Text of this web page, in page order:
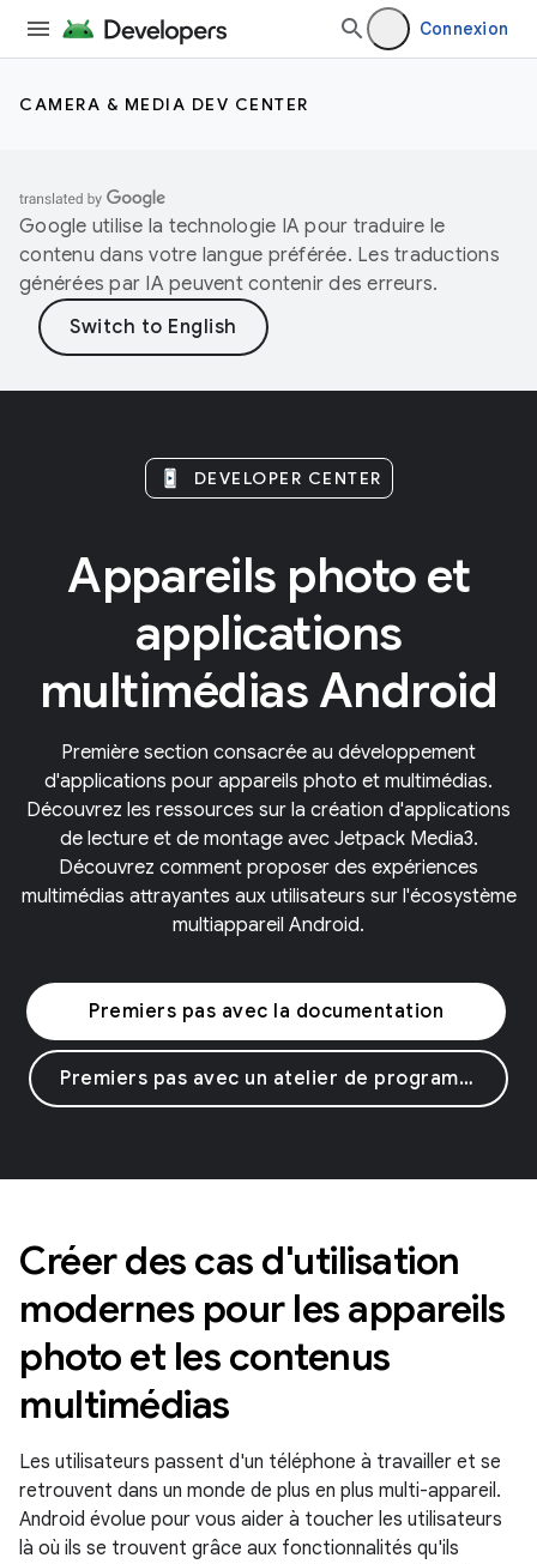
Connexion
CAMERA & MEDIA DEV CENTER
Google utilise la technologie IA pour traduire le
contenu dans votre langue préférée. Les traductions
générées par IA peuvent contenir des erreurs.
DEVELOPER CENTER
Appareils photo et
applications
multimédias Android
Première section consacrée au développement
d'applications pour appareils photo et multimédias.
Découvrez les ressources sur la création d'applications
de lecture et de montage avec Jetpack Media3.
Découvrez comment proposer des expériences
multimédias attrayantes aux utilisateurs sur l'écosystème
multiappareil Android.
Premiers pas avec la documentation
Premiers pas avec un atelier de programmation
Créer des cas d'utilisation
modernes pour les appareils
photo et les contenus
multimédias
Les utilisateurs passent d'un téléphone à travailler et se
retrouvent dans un monde de plus en plus multi-appareil.
Android évolue pour vous aider à toucher les utilisateurs
là où ils se trouvent grâce aux fonctionnalités qu'ils